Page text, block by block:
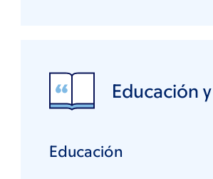
Educación
Educación